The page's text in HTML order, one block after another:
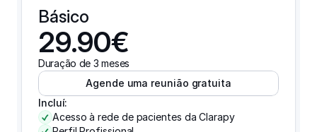
Básico
29.90€
Duração de 3 meses
Agende uma reunião gratuita
Incluí:
Acesso à rede de pacientes da Clarapy